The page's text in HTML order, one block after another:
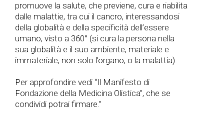
promuove la salute, che previene, cura e riabilita
dalle malattie, tra cui il cancro, interessandosi
della globalità e della specificità dell’essere
umano, visto a 360° (si cura la persona nella
sua globalità e il suo ambiente, materiale e
immateriale, non solo l’organo, o la malattia).
Per approfondire vedi “Il Manifesto di
Fondazione della Medicina Olistica”, che se
condividi potrai firmare.”